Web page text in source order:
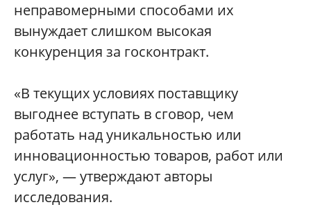
неправомерными способами их
вынуждает слишком высокая
конкуренция за госконтракт.
«В текущих условиях поставщику
выгоднее вступать в сговор, чем
работать над уникальностью или
инновационностью товаров, работ или
услуг», — утверждают авторы
исследования.